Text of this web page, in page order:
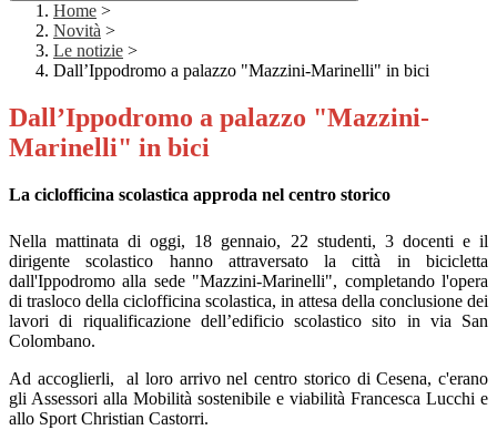
Home >
Novità >
Le notizie >
Dall’Ippodromo a palazzo "Mazzini-Marinelli" in bici
Dall’Ippodromo a palazzo "Mazzini-
Marinelli" in bici
La ciclofficina scolastica approda nel centro storico
Nella mattinata di oggi, 18 gennaio, 22 studenti, 3 docenti e il
dirigente scolastico hanno attraversato la città in bicicletta
dall'Ippodromo alla sede "Mazzini-Marinelli", completando l'opera
di trasloco della ciclofficina scolastica, in attesa della conclusione dei
lavori di riqualificazione dell’edificio scolastico sito in via San
Colombano.
Ad accoglierli, al loro arrivo nel centro storico di Cesena, c'erano
gli Assessori alla Mobilità sostenibile e viabilità Francesca Lucchi e
allo Sport Christian Castorri.